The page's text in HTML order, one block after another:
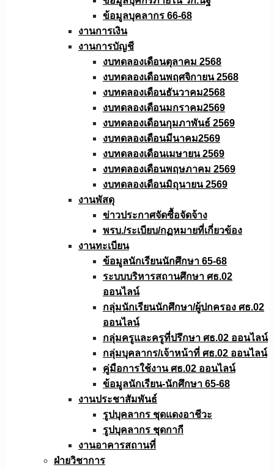
ข้อมูลบุคลากร 66-68
งานการเงิน
งานการบัญชี
งบทดลองเดือนตุลาคม 2568
งบทดลองเดือนพฤศจิกายน 2568
งบทดลองเดือนธันวาคม2568
งบทดลองเดือนมกราคม2569
งบทดลองเดือนกุมภาพันธ์ 2569
งบทดลองเดือนมีนาคม2569
งบทดลองเดือนเมษายน 2569
งบทดลองเดือนพฤษภาคม 2569
งบทดลองเดือนมิถุนายน 2569
งานพัสดุ
ข่าวประกาศจัดซื้อจัดจ้าง
พรบ./ระเบียบ/กฏหมายที่เกี่ยวข้อง
งานทะเบียน
ข้อมูลนักเรียนนักศึกษา 65-68
ระบบบริหารสถานศึกษา ศธ.02
ออนไลน์
กลุ่มนักเรียนนักศึกษา/ผู้ปกครอง ศธ.02
ออนไลน์
กลุ่มครูและครูที่ปรึกษา ศธ.02 ออนไลน์
กลุ่มบุคลากร/เจ้าหน้าที่ ศธ.02 ออนไลน์
คู่มือการใช้งาน ศธ.02 ออนไลน์
ข้อมูลนักเรียน-นักศึกษา 65-68
งานประชาสัมพันธ์
รูปบุคลากร ชุดแดงอาชีวะ
รูปบุคลากร ชุดกากี
งานอาคารสถานที่
ฝ่ายวิชาการ